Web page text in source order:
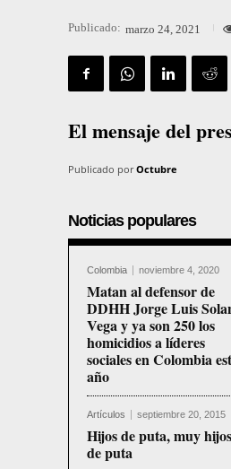
Publicado: marzo 24, 2021
El mensaje del
Publicado por Octubre
Noticias populares
Colombia noviembre 4, 2020
Matan al defensor de
DDHH Jorge Luis
Vega y ya son 250 los
homicidios a líderes
sociales en Colombia
año
Artículos septiembre 20, 2015
Hijos de puta, muy hijos
de puta